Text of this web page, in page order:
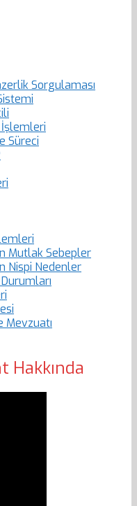
Sorgulaması
Süreci
Mutlak Sebepler
Nispi Nedenler
Mevzuatı
Hakkında